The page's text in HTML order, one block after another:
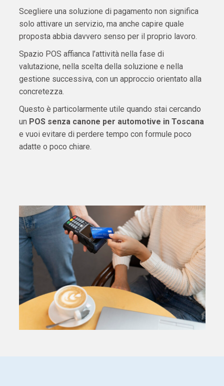
Scegliere una soluzione di pagamento non significa
solo attivare un servizio, ma anche capire quale
proposta abbia davvero senso per il proprio lavoro.
Spazio POS affianca l’attività nella fase di
valutazione, nella scelta della soluzione e nella
gestione successiva, con un approccio orientato alla
concretezza.
Questo è particolarmente utile quando stai cercando
un POS senza canone per automotive in Toscana
e vuoi evitare di perdere tempo con formule poco
adatte o poco chiare.